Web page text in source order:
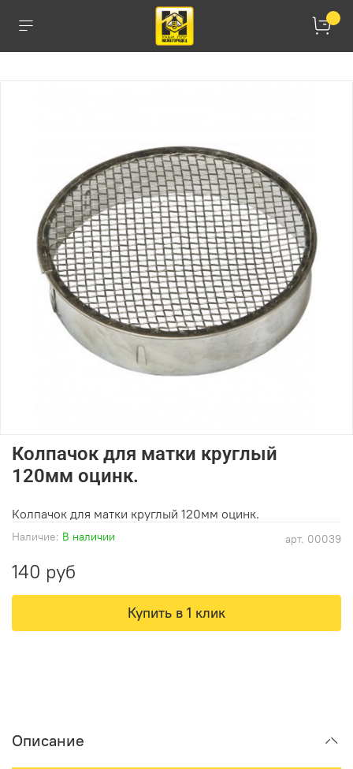
арт. 00039
Наличие: В наличии
Колпачок для матки круглый
120мм оцинк.
140 руб
Купить в 1 клик
Колпачок для матки круглый 120мм оцинк.
Описание